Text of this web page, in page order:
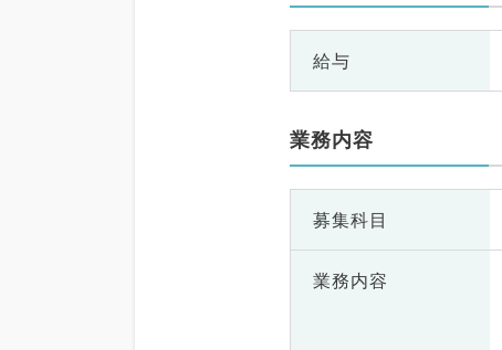
給与
業務内容
募集科目
業務内容